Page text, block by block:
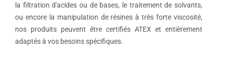
la filtration d'acides ou de bases, le traitement de solvants,
ou encore la manipulation de résines à très forte viscosité,
nos produits peuvent être certifiés ATEX et entièrement
adaptés à vos besoins spécifiques.